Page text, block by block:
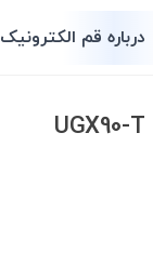
درباره قم الکترونیک